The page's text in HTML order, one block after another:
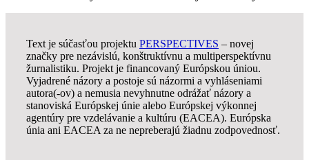
Text je súčasťou projektu PERSPECTIVES – novej
značky pre nezávislú, konštruktívnu a multiperspektívnu
žurnalistiku. Projekt je financovaný Európskou úniou.
Vyjadrené názory a postoje sú názormi a vyhláseniami
autora(-ov) a nemusia nevyhnutne odrážať názory a
stanoviská Európskej únie alebo Európskej výkonnej
agentúry pre vzdelávanie a kultúru (EACEA). Európska
únia ani EACEA za ne nepreberajú žiadnu zodpovednosť.